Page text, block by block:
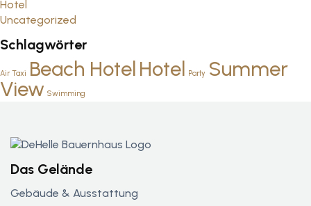
Hotel
Uncategorized
Schlagwörter
Air Taxi Beach Hotel Hotel Party Summer
View Swimming
Das Gelände
Gebäude & Ausstattung